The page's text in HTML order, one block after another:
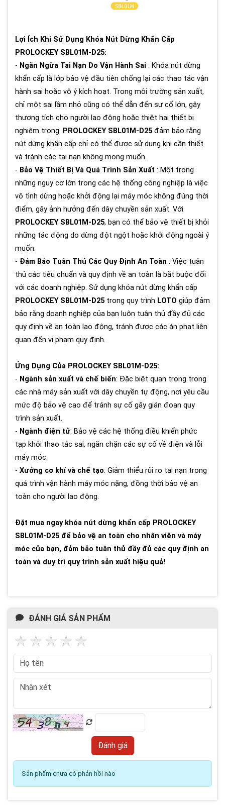
Lợi Ích Khi Sử Dụng Khóa Nút Dừng Khẩn Cấp
PROLOCKEY SBL01M-D25:
- Ngăn Ngừa Tai Nạn Do Vận Hành Sai : Khóa nút dừng
khẩn cấp là lớp bảo vệ đầu tiên chống lại các thao tác vận
hành sai hoặc vô ý kích hoạt. Trong môi trường sản xuất,
chỉ một sai lầm nhỏ cũng có thể dẫn đến sự cố lớn, gây
thương tích cho người lao động hoặc thiệt hại thiết bị
nghiêm trọng. PROLOCKEY SBL01M-D25 đảm bảo rằng
nút dừng khẩn cấp chỉ có thể được sử dụng khi cần thiết
và tránh các tai nạn không mong muốn.
- Bảo Vệ Thiết Bị Và Quá Trình Sản Xuất : Một trong
những nguy cơ lớn trong các hệ thống công nghiệp là việc
vô tình dừng hoặc khởi động lại máy móc không đúng thời
điểm, gây ảnh hưởng đến dây chuyền sản xuất. Với
PROLOCKEY SBL01M-D25, bạn có thể bảo vệ thiết bị khỏi
những tác động do dừng đột ngột hoặc khởi động ngoài ý
muốn.
- Đảm Bảo Tuân Thủ Các Quy Định An Toàn : Việc tuân
thủ các tiêu chuẩn và quy định về an toàn là bắt buộc đối
với các doanh nghiệp. Sử dụng khóa nút dừng khẩn cấp
PROLOCKEY SBL01M-D25 trong quy trình LOTO giúp đảm
bảo rằng doanh nghiệp của bạn luôn tuân thủ đầy đủ các
quy định về an toàn lao động, tránh được các án phạt liên
quan đến vi phạm quy định.
Ứng Dụng Của PROLOCKEY SBL01M-D25:
- Ngành sản xuất và chế biến: Đặc biệt quan trọng trong
các nhà máy sản xuất với dây chuyền tự động, nơi yêu cầu
mức độ bảo vệ cao để tránh sự cố gây gián đoạn quy
trình sản xuất.
- Ngành điện tử: Bảo vệ các hệ thống điều khiển phức
tạp khỏi thao tác sai, ngăn chặn các sự cố về điện và lỗi
máy móc.
- Xưởng cơ khí và chế tạo: Giảm thiểu rủi ro tai nạn trong
quá trình vận hành máy móc nặng, đồng thời bảo vệ an
toàn cho người lao động.
Đặt mua ngay khóa nút dừng khẩn cấp PROLOCKEY
SBL01M-D25 để bảo vệ an toàn cho nhân viên và máy
móc của bạn, đảm bảo tuân thủ đầy đủ các quy định an
toàn và duy trì quy trình sản xuất hiệu quả!
ĐÁNH GIÁ SẢN PHẨM
Sản phẩm chưa có phản hồi nào